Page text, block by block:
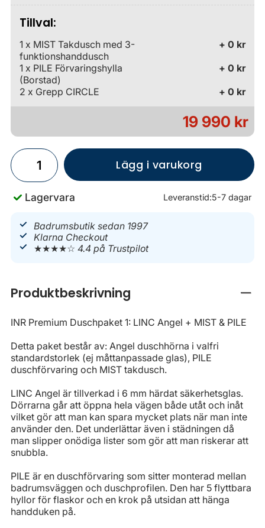
Tillval:
1 x MIST Takdusch med 3-
funktionshanddusch
+ 0 kr
1 x PILE Förvaringshylla
(Borstad)
+ 0 kr
2 x Grepp CIRCLE
+ 0 kr
19 990 kr
Lägg i varukorg
Lagervara Leveranstid:5-7 dagar
Badrumsbutik sedan 1997
Klarna Checkout
★★★★☆4.4 på Trustpilot
Produktbeskrivning
INR Premium Duschpaket 1: LINC Angel + MIST & PILE
Detta paket består av: Angel duschhörna i valfri
standardstorlek (ej måttanpassade glas), PILE
duschförvaring och MIST takdusch.
LINC Angel är tillverkad i 6 mm härdat säkerhetsglas.
Dörrarna går att öppna hela vägen både utåt och inåt
vilket gör att man kan spara mycket plats när man inte
använder den. Det underlättar även i städningen då
man slipper onödiga lister som gör att man riskerar att
snubbla.
PILE är en duschförvaring som sitter monterad mellan
badrumsväggen och duschprofilen. Den har 5 flyttbara
hyllor för flaskor och en krok på utsidan att hänga
handduken på.